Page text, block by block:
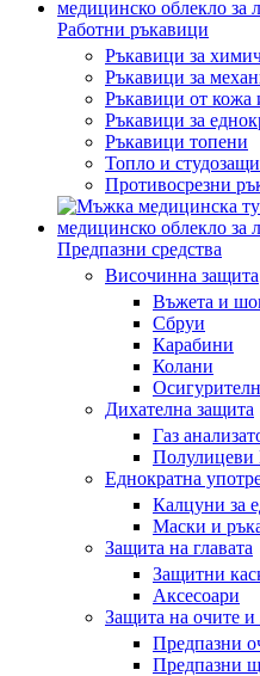
Работни ръкавици
Ръкавици за
Ръкавици за
Ръкавици от кожа
Ръкавици за
Ръкавици топени
Топло и
Противосрезни
Предпазни средства
Височинна защита
Въжета и
Сбруи
Карабини
Колани
Дихателна защита
Газ
Полулицеви
Еднократна
Калцуни за
Маски и
Защита на главата
Защитни
Аксесоари
Защита на очите и
Предпазни
Предпазни